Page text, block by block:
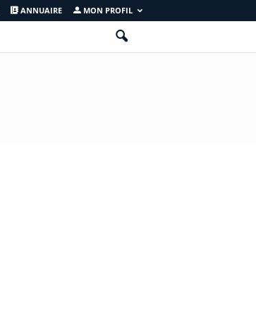
ANNUAIRE MON PROFIL